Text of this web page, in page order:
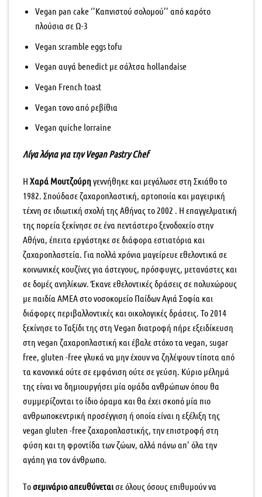
Vegan pan cake ‘’Καπνιστού σολομού’’ από καρότο
πλούσια σε Ω-3
Vegan scramble eggs tofu
Vegan αυγά benedict με σάλτσα hollandaise
Vegan French toast
Vegan τoνo από ρεβίθια
Vegan quiche lorraine
Λίγαλόγια για τηνVegan Pastry Chef
Η Χαρά Μουτζούρηγεννήθηκε και μεγάλωσε στη Σκιάθο το
1982. Σπούδασε ζαχαροπλαστική, αρτοποιία και μαγειρική
τέχνη σε ιδιωτική σχολή της Αθήνας το 2002 . Η επαγγελματική
της πορεία ξεκίνησε σε ένα πεντάστερο ξενοδοχείο στην
Αθήνα, έπειτα εργάστηκε σε διάφορα εστιατόρια και
ζαχαροπλαστεία. Για πολλά χρόνια μαγείρευε εθελοντικά σε
κοινωνικές κουζίνες για άστεγους, πρόσφυγες, μετανάστες και
σε δομές ανηλίκων. Έκανε εθελοντικές δράσεις σε πολυχώρους
με παιδία ΑΜΕΑ στο νοσοκομείο Παίδων Αγιά Σοφία και
διάφορες περιβαλλοντικές και οικολογικές δράσεις. Το 2014
ξεκίνησε το Ταξίδι της στη Vegan διατροφή πήρε εξειδίκευση
στη vegan ζαχαροπλαστική και έβαλε στόχο τα vegan, sugar
free, gluten -free γλυκά να μην έχουν να ζηλέψουν τίποτα από
τα κανονικά ούτε σε εμφάνιση ούτε σε γεύση. Κύριο μέλημά
της είναι να δημιουργήσει μία ομάδα ανθρώπων όπου θα
συμμερίζονται το ίδιο όραμα και θα έχει σκοπό μία πιο
ανθρωποκεντρική προσέγγιση ή οποία είναι η εξέλιξη της
vegan gluten -free ζαχαροπλαστικής, την επιστροφή στη
φύση και τη φροντίδα των ζώων, αλλά πάνω απ’ όλα την
αγάπη για τον άνθρωπο.
Tοσεμινάριο απευθύνεταισε όλους όσους επιθυμούν να